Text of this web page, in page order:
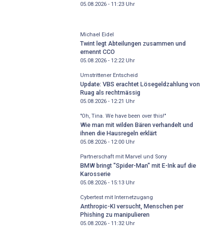
05.08.2026 - 11:23Uhr
Michael Eidel
Twint legt Abteilungen zusammen und
ernennt CCO
05.08.2026 - 12:22Uhr
Umstrittener Entscheid
Update: VBS erachtet Lösegeldzahlung von
Ruag als rechtmässig
05.08.2026 - 12:21 Uhr
"Oh, Tina. We have been over this!"
Wie man mit wilden Bären verhandelt und
ihnen die Hausregeln erklärt
05.08.2026 - 12:00Uhr
Partnerschaft mit Marvel und Sony
BMW bringt "Spider-Man" mit E-Ink auf die
Karosserie
05.08.2026 - 15:13Uhr
Cybertest mit Internetzugang
Anthropic-KI versucht, Menschen per
Phishing zu manipulieren
05.08.2026 - 11:32Uhr